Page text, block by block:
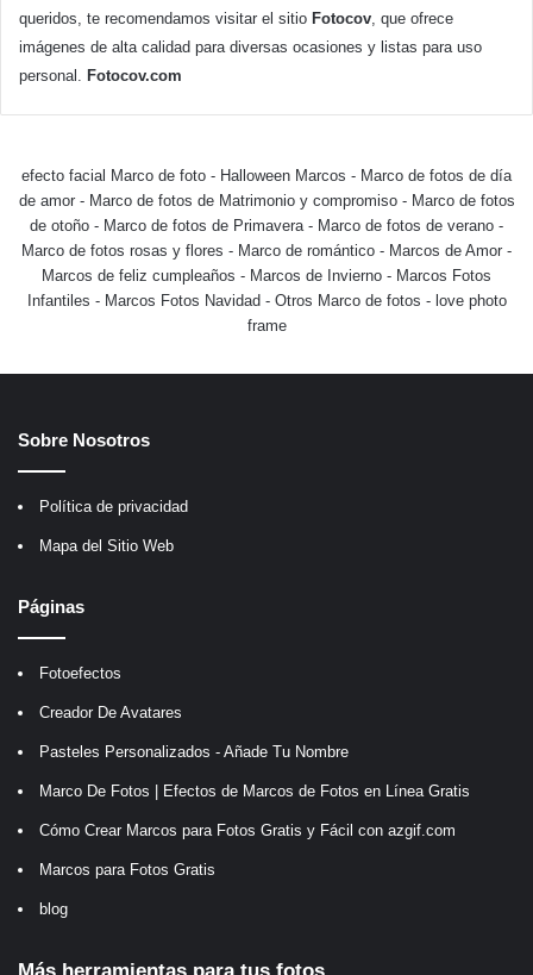
queridos, te recomendamos visitar el sitio Fotocov , que ofrece
imágenes de alta calidad para diversas ocasiones y listas para uso
personal.
Fotocov.com
efecto facial Marco de foto - Halloween Marcos - Marco de fotos de día
de amor- Marco de fotos de Matrimonio y compromiso- Marco de fotos
de otoño - Marco de fotos de Primavera - Marco de fotos de verano -
Marco de fotos rosas y flores - Marco de romántico - Marcos de Amor -
Marcos de feliz cumpleaños - Marcos de Invierno - Marcos Fotos
Infantiles - Marcos Fotos Navidad - Otros Marco de fotos - love photo
frame
Sobre Nosotros
Política de privacidad
Mapa del Sitio Web
Páginas
Fotoefectos
Creador De Avatares
Pasteles Personalizados - Añade Tu Nombre
Marco De Fotos | Efectos de Marcos de Fotos en Línea Gratis
Cómo Crear Marcos para Fotos Gratis y Fácil con azgif.com
Marcos para Fotos Gratis
blog